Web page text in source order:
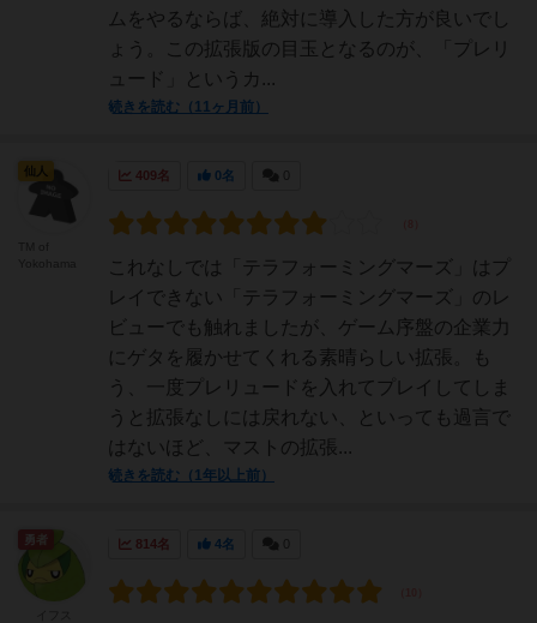
ムをやるならば、絶対に導入した方が良いでし
ょう。この拡張版の目玉となるのが、「プレリ
ュード」というカ...
続きを読む（11ヶ月前）
409名 0名
これなしでは「テラフォーミングマーズ」はプ
レイできない「テラフォーミングマーズ」のレ
ビューでも触れましたが、ゲーム序盤の企業力
にゲタを履かせてくれる素晴らしい拡張。も
う、一度プレリュードを入れてプレイしてしま
うと拡張なしには戻れない、といっても過言で
はないほど、マストの拡張...
続きを読む（1年以上前）
仙人
814名 4名